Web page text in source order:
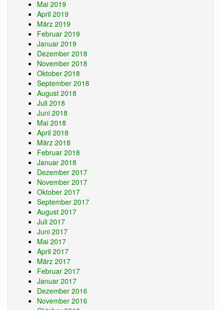
Mai 2019
April 2019
März 2019
Februar 2019
Januar 2019
Dezember 2018
November 2018
Oktober 2018
September 2018
August 2018
Juli 2018
Juni 2018
Mai 2018
April 2018
März 2018
Februar 2018
Januar 2018
Dezember 2017
November 2017
Oktober 2017
September 2017
August 2017
Juli 2017
Juni 2017
Mai 2017
April 2017
März 2017
Februar 2017
Januar 2017
Dezember 2016
November 2016